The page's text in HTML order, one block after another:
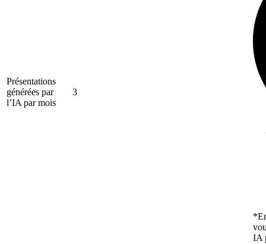
Présentations
générées par
l’IA par mois
3
IA